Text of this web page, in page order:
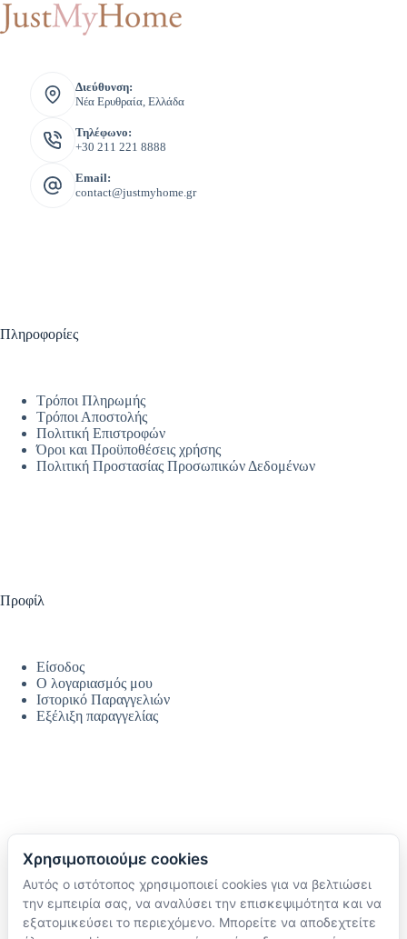
Διεύθυνση:
Νέα Ερυθραία, Ελλάδα
Τηλέφωνο:
+30 211 221 8888
Email:
contact@justmyhome.gr
Πληροφορίες
Τρόποι Πληρωμής
Τρόποι Αποστολής
Πολιτική Επιστροφών
Όροι και Προϋποθέσεις χρήσης
Πολιτική Προστασίας Προσωπικών Δεδομένων
Προφίλ
Είσοδος
Ο λογαριασμός μου
Ιστορικό Παραγγελιών
Εξέλιξη παραγγελίας
Ακολουθήστε μας
TikTok
Instagram
Χρησιμοποιούμε cookies
Αυτός ο ιστότοπος χρησιμοποιεί cookies για να βελτιώσει
την εμπειρία σας, να αναλύσει την επισκεψιμότητα και να
εξατομικεύσει το περιεχόμενο. Μπορείτε να αποδεχτείτε